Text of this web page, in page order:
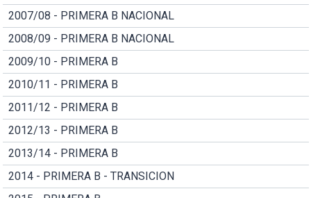
2007/08 - PRIMERA B NACIONAL
2008/09 - PRIMERA B NACIONAL
2009/10 - PRIMERA B
2010/11 - PRIMERA B
2011/12 - PRIMERA B
2012/13 - PRIMERA B
2013/14 - PRIMERA B
2014 - PRIMERA B - TRANSICION